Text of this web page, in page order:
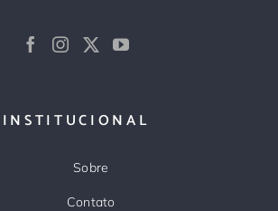
INSTITUCIONAL
Sobre
Contato